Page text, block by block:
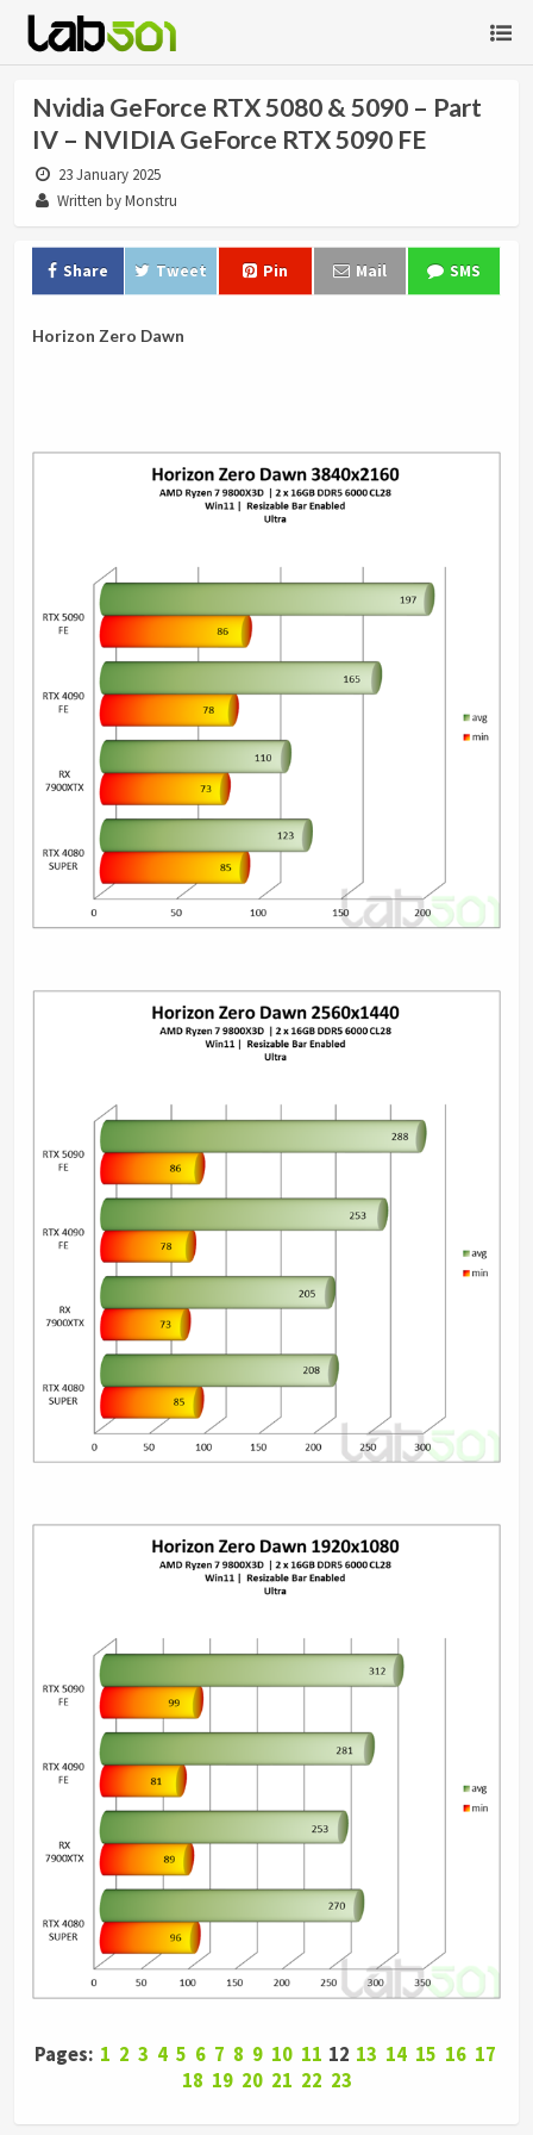
Nvidia GeForce RTX 5080 & 5090 – Part
IV – NVIDIA GeForce RTX 5090 FE
23 January 2025
Written by Monstru
Share Tweet Pin Mail SMS
Horizon Zero Dawn
Pages: 1 2 3 4 5 6 7 8 9 10 11 12 13 14 15 16 17
18 19 20 21 22 23